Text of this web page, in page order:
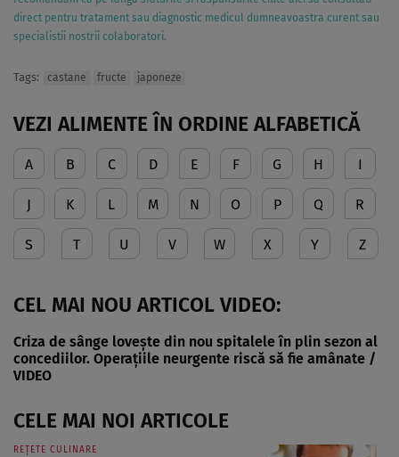
direct pentru tratament sau diagnostic medicul dumneavoastra curent sau
specialistii nostrii colaboratori.
Tags: castane fructe japoneze
VEZI ALIMENTE ÎN ORDINE ALFABETICĂ
A B C D E F G H I
J K L M N O P Q R
S T U V W X Y Z
CEL MAI NOU ARTICOL VIDEO:
Criza de sânge lovește din nou spitalele în plin sezon al
concediilor. Operațiile neurgente riscă să fie amânate /
VIDEO
CELE MAI NOI ARTICOLE
REȚETE CULINARE